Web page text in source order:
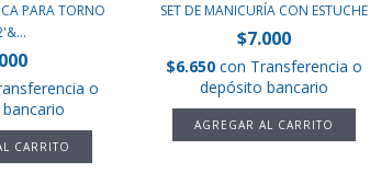
PARA TORNO
o
SET DE MANICURÍA CON ESTUCHE
$7.000
$6.650con Transferencia o
depósito bancario